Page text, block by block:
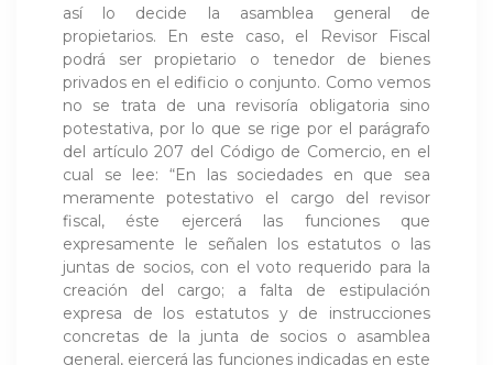
así lo decide la asamblea general de
propietarios. En este caso, el Revisor Fiscal
podrá ser propietario o tenedor de bienes
privados en el edificio o conjunto. Como vemos
no se trata de una revisoría obligatoria sino
potestativa, por lo que se rige por el parágrafo
del artículo 207 del Código de Comercio, en el
cual se lee: “En las sociedades en que sea
meramente potestativo el cargo del revisor
fiscal, éste ejercerá las funciones que
expresamente le señalen los estatutos o las
juntas de socios, con el voto requerido para la
creación del cargo; a falta de estipulación
expresa de los estatutos y de instrucciones
concretas de la junta de socios o asamblea
general, ejercerá las funciones indicadas en este